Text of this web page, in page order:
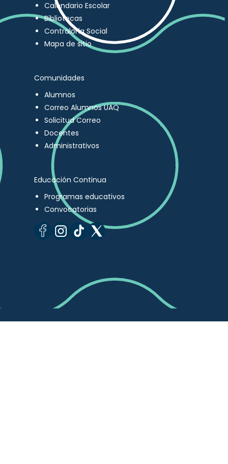
Calendario Escolar
Bibliotecas
Contraloría Social
Mapa de sitio
Comunidades
Alumnos
Correo Alumnos UAQ
Solicitud Correo
Docentes
Administrativos
Educación Continua
Programas educativos
Convocatorias